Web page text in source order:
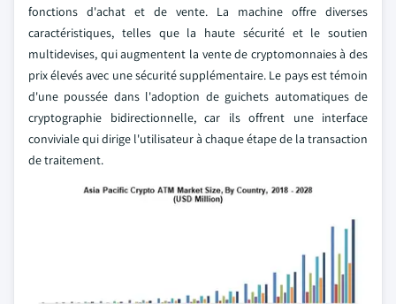
fonctions d'achat et de vente. La machine offre diverses
caractéristiques, telles que la haute sécurité et le soutien
multidevises, qui augmentent la vente de cryptomonnaies à des
prix élevés avec une sécurité supplémentaire. Le pays est témoin
d'une poussée dans l'adoption de guichets automatiques de
cryptographie bidirectionnelle, car ils offrent une interface
conviviale qui dirige l'utilisateur à chaque étape de la transaction
de traitement.